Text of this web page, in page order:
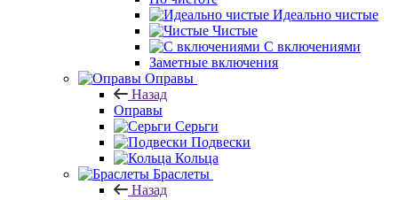
Идеально чистые
Чистые
С включениями
Заметные включения
Оправы
Назад
Оправы
Серьги
Подвески
Кольца
Браслеты
Назад